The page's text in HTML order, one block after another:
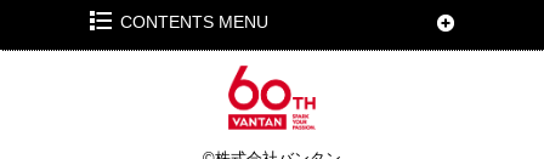
CONTENTS MENU